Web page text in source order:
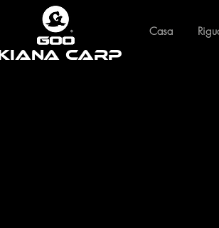
Casa
Carp